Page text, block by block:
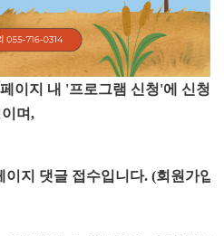
이지 내 '프로그램 신청'에 신청
며,
이지 댓글 접수입니다. (회원가입